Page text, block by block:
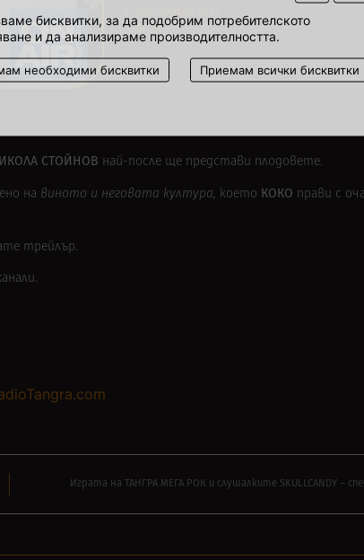
бисквитки, за да подобрим потребителското
и да анализираме производителността.
необходими бисквитки Приемам всички бисквитки
00:00
СТОЙНОВ най-после ще представи плодовете.
на виното и неговата култура, което КОКО прави с
трейлър.
Играта на ТАНГРА МЕГА РОК и слушалките SKULLCANDY –